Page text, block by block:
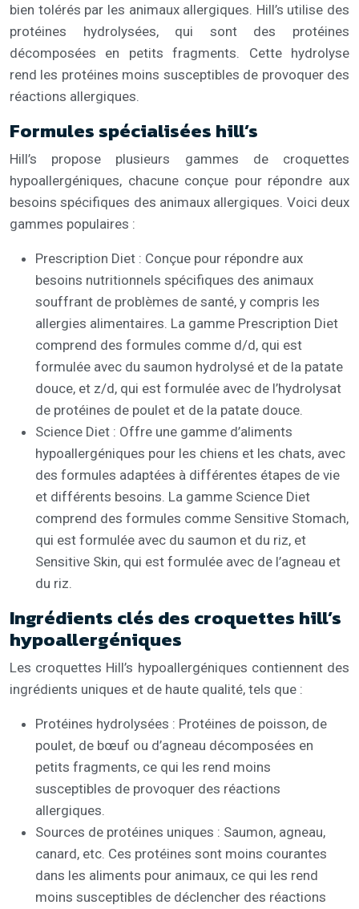
bien tolérés par les animaux allergiques. Hill’s utilise des
protéines hydrolysées, qui sont des protéines
décomposées en petits fragments. Cette hydrolyse
rend les protéines moins susceptibles de provoquer des
réactions allergiques.
Formules spécialisées hill’s
Hill’s propose plusieurs gammes de croquettes
hypoallergéniques, chacune conçue pour répondre aux
besoins spécifiques des animaux allergiques. Voici deux
gammes populaires :
Prescription Diet : Conçue pour répondre aux
besoins nutritionnels spécifiques des animaux
souffrant de problèmes de santé, y compris les
allergies alimentaires. La gamme Prescription Diet
comprend des formules comme d/d, qui est
formulée avec du saumon hydrolysé et de la patate
douce, et z/d, qui est formulée avec de l’hydrolysat
de protéines de poulet et de la patate douce.
Science Diet : Offre une gamme d’aliments
hypoallergéniques pour les chiens et les chats, avec
des formules adaptées à différentes étapes de vie
et différents besoins. La gamme Science Diet
comprend des formules comme Sensitive Stomach,
qui est formulée avec du saumon et du riz, et
Sensitive Skin, qui est formulée avec de l’agneau et
du riz.
Ingrédients clés des croquettes hill’s
hypoallergéniques
Les croquettes Hill’s hypoallergéniques contiennent des
ingrédients uniques et de haute qualité, tels que :
Protéines hydrolysées : Protéines de poisson, de
poulet, de bœuf ou d’agneau décomposées en
petits fragments, ce qui les rend moins
susceptibles de provoquer des réactions
allergiques.
Sources de protéines uniques : Saumon, agneau,
canard, etc. Ces protéines sont moins courantes
dans les aliments pour animaux, ce qui les rend
moins susceptibles de déclencher des réactions